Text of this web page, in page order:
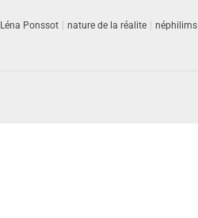
Léna Ponssot nature de la réalite néphilims